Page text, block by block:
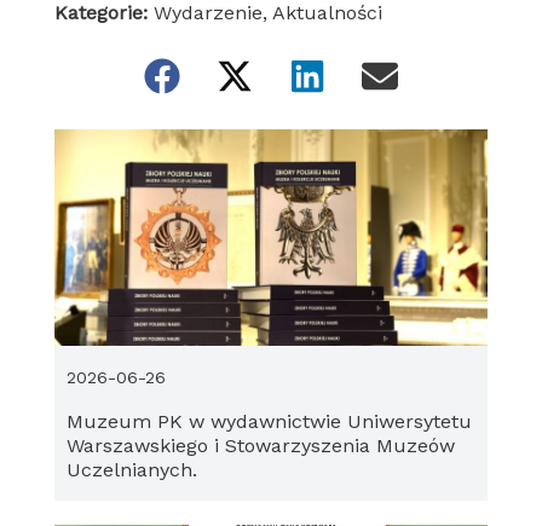
Kategorie: Wydarzenie, Aktualności
Muzeum PK w wydawnictwie Uniwersytetu
Warszawskiego i Stowarzyszenia Muzeów
Uczelnianych.
2026-06-26